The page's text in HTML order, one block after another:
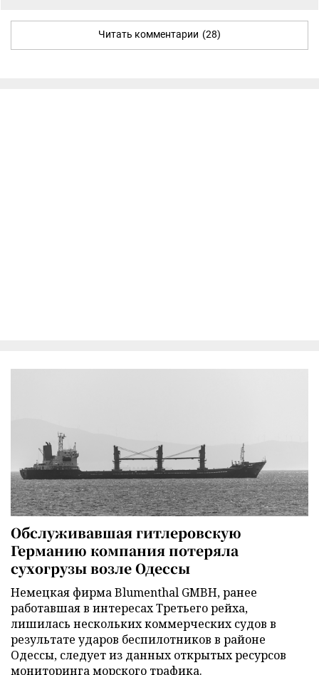
Читать комментарии (28)
Обслуживавшая гитлеровскую
Германию компания потеряла
сухогрузы возле Одессы
Немецкая фирма Blumenthal GMBH, ранее
работавшая в интересах Третьего рейха,
лишилась нескольких коммерческих судов в
результате ударов беспилотников в районе
Одессы, следует из данных открытых ресурсов
мониторинга морского трафика.